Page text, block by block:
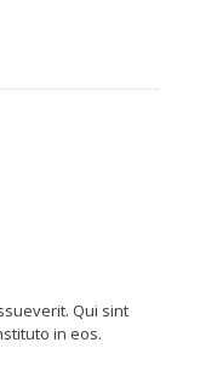
Qui sint
in eos.